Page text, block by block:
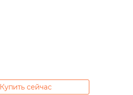
Купить сейчас